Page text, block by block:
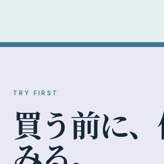
TRY FIRST
買う前に、